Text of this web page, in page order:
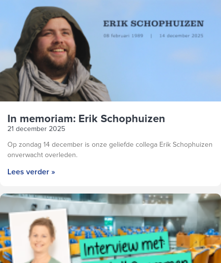
In memoriam: Erik Schophuizen
21 december 2025
Op zondag 14 december is onze geliefde collega Erik Schophuizen
onverwacht overleden.
Lees verder »